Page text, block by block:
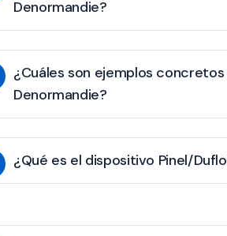
Denormandie?
¿Cuáles son ejemplos
Denormandie?
¿Qué es el dispositivo Pinel/